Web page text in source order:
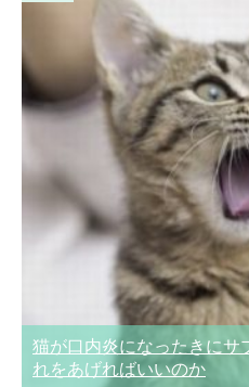
猫が口内炎になったきにサ
れをあげればいいのか